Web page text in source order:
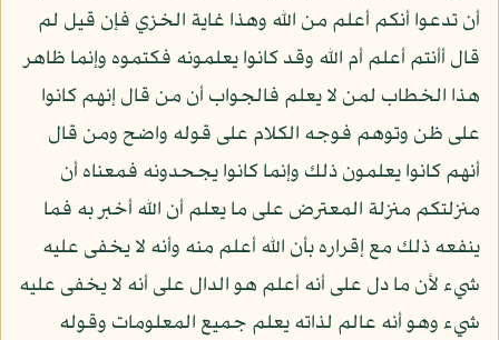
أن تدعوا أنكم أعلم من الله وهذا غاية الخزي فإن قيل لم
قال أأنتم أعلم أم الله وقد كانوا يعلمونه فكتموه وإنما ظاهر
هذا الخطاب لمن لا يعلم فالجواب أن من قال إنهم كانوا
على ظن وتوهم فوجه الكلام على قوله واضح ومن قال
أنهم كانوا يعلمون ذلك وإنما كانوا يجحدونه فمعناه أن
منزلتكم منزلة المعترض على ما يعلم أن الله أخبر به فما
ينفعه ذلك مع إقراره بأن الله أعلم منه وأنه لا يخفى عليه
شيء لأن ما دل على أنه أعلم هو الدال على أنه لا يخفى عليه
شيء وهو أنه عالم لذاته يعلم جميع المعلومات وقوله